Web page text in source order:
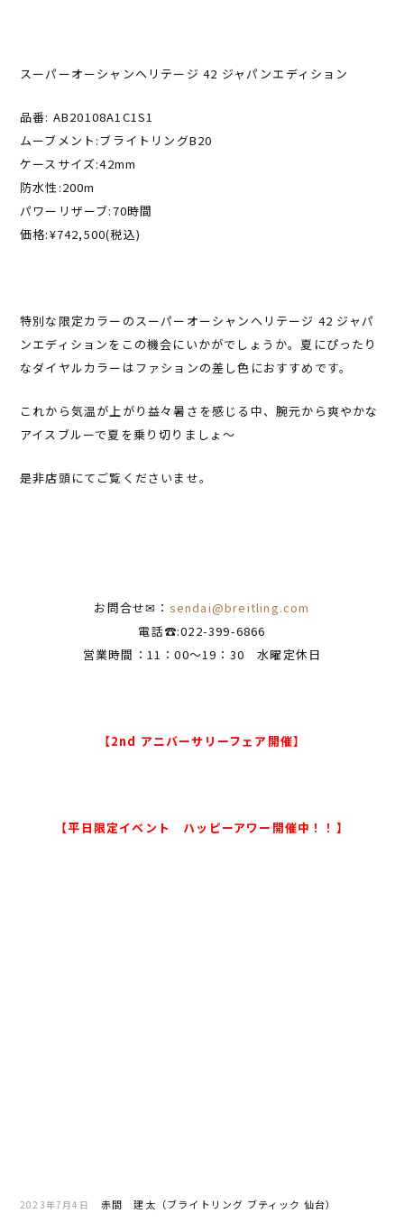
スーパーオーシャンヘリテージ 42 ジャパンエディション
品番: AB20108A1C1S1
ムーブメント:ブライトリングB20
ケースサイズ:42mm
防水性:200m
パワーリザーブ:70時間
価格:¥742,500(税込)
特別な限定カラーのスーパーオーシャンヘリテージ 42 ジャパ
ンエディションをこの機会にいかがでしょうか。夏にぴったり
なダイヤルカラーはファションの差し色におすすめです。
これから気温が上がり益々暑さを感じる中、腕元から爽やかな
アイスブルーで夏を乗り切りましょ〜
是非店頭にてご覧くださいませ。
お問合せ✉： sendai@breitling.com
電話☎:022-399-6866
営業時間：11：00～19：30 水曜定休日
【2nd アニバーサリーフェア開催】
【平日限定イベント ハッピーアワー開催中！！】
2023年7月4日 赤間 建太（ブライトリング ブティック 仙台）